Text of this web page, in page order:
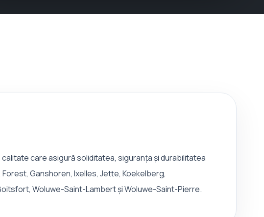
care asigură soliditatea, siguranța și durabilitatea
Ganshoren, Ixelles, Jette, Koekelberg,
Woluwe-Saint-Lambert și Woluwe-Saint-Pierre.